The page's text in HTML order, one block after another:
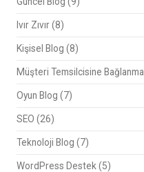
Ivır Zıvır(8)
Kişisel Blog (8)
Müşteri Temsilcisine Bağlanma
Oyun Blog (7)
SEO (26)
Teknoloji Blog (7)
WordPress Destek (5)